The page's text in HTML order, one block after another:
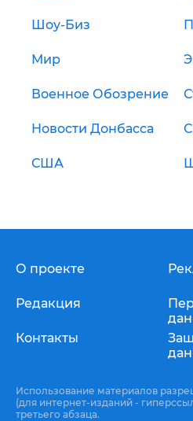
Шоу-Биз
Мир
Военное Обозрение
Новости Донбасса
США
О проекте
Редакция
Контакты
Использование материалов
(для интернет-изданий -
третьего абзаца.